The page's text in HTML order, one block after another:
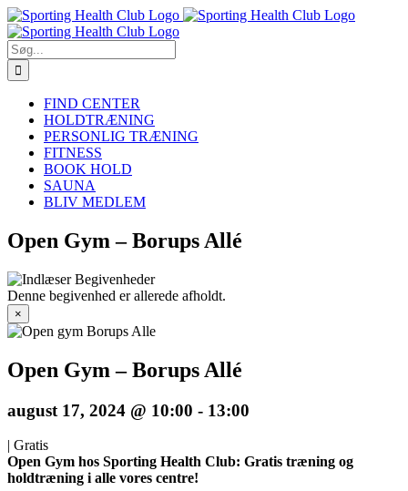
Skip
to
content
Søg
efter:
FIND CENTER
HOLDTRÆNING
PERSONLIG TRÆNING
FITNESS
BOOK HOLD
SAUNA
BLIV MEDLEM
Open Gym – Borups Allé
Denne begivenhed er allerede afholdt.
×
Open Gym – Borups Allé
august 17, 2024 @ 10:00 - 13:00
| Gratis
Open Gym hos Sporting Health Club: Gratis træning og
holdtræning i alle vores centre!